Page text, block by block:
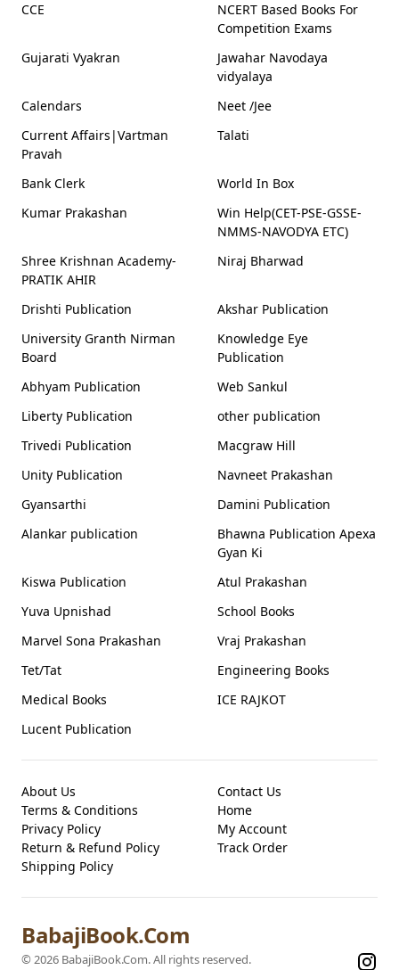
CCE
NCERT Based Books For
Competition Exams
Gujarati Vyakran
Jawahar Navodaya
vidyalaya
Calendars
Neet /Jee
Current Affairs|Vartman
Pravah
Talati
Bank Clerk
World In Box
Kumar Prakashan
Win Help(CET-PSE-GSSE-
NMMS-NAVODYA ETC)
Shree Krishnan Academy-
PRATIK AHIR
Niraj Bharwad
Drishti Publication
Akshar Publication
University Granth Nirman
Board
Knowledge Eye
Publication
Abhyam Publication
Web Sankul
Liberty Publication
other publication
Trivedi Publication
Macgraw Hill
Unity Publication
Navneet Prakashan
Gyansarthi
Damini Publication
Alankar publication
Bhawna Publication Apexa
Gyan Ki
Kiswa Publication
Atul Prakashan
Yuva Upnishad
School Books
Marvel Sona Prakashan
Vraj Prakashan
Tet/Tat
Engineering Books
Medical Books
ICE RAJKOT
Lucent Publication
About Us
Terms & Conditions
Privacy Policy
Return & Refund Policy
Shipping Policy
Contact Us
Home
My Account
Track Order
BabajiBook.Com
© 2026 BabajiBook.Com. All rights reserved.